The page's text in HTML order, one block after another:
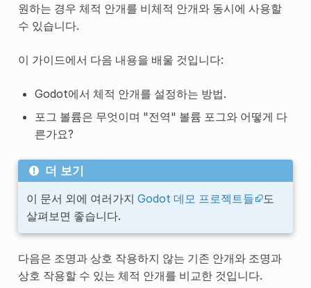
원하는 경우 체적 안개를 비체적 안개와 동시에 사용할
수 있습니다.
이 가이드에서 다음 내용을 배울 것입니다:
Godot에서 체적 안개를 설정하는 방법.
포그 볼륨은 무엇이며 "전역" 볼륨 포그와 어떻게 다
른가요?
더 보기
이 문서 외에 여러가지 Godot 데모 프로젝트들
도
살펴보면 좋습니다.
다음은 조명과 상호 작용하지 않는 기존 안개와 조명과
상호 작용할 수 있는 체적 안개를 비교한 것입니다.